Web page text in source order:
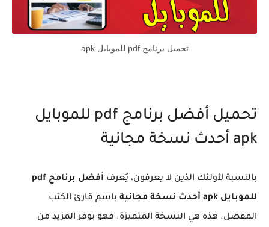
تحميل برنامج pdf للموبايل apk
تحميل أفضل برنامج pdf للموبايل
apk أحدث نسخة مجانية
بالنسبة لأولئك الذين لا يعرفون، يُعرف
أفضل برنامج pdf
للموبايل apk أحدث نسخة مجانية
باسم قارئ الكتب
المفضل. هذه هي النسخة المتميزة. فهو يوفر المزيد من